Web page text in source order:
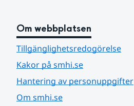
Om webbplatsen
Tillgänglighetsredogörelse
Kakor på smhi.se
Hantering av personuppgifter
Om smhi.se